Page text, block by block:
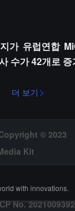
가 유럽연합
수가 42개로
더 보기
© 2023
Kit
No. 2021009392
with innovations.